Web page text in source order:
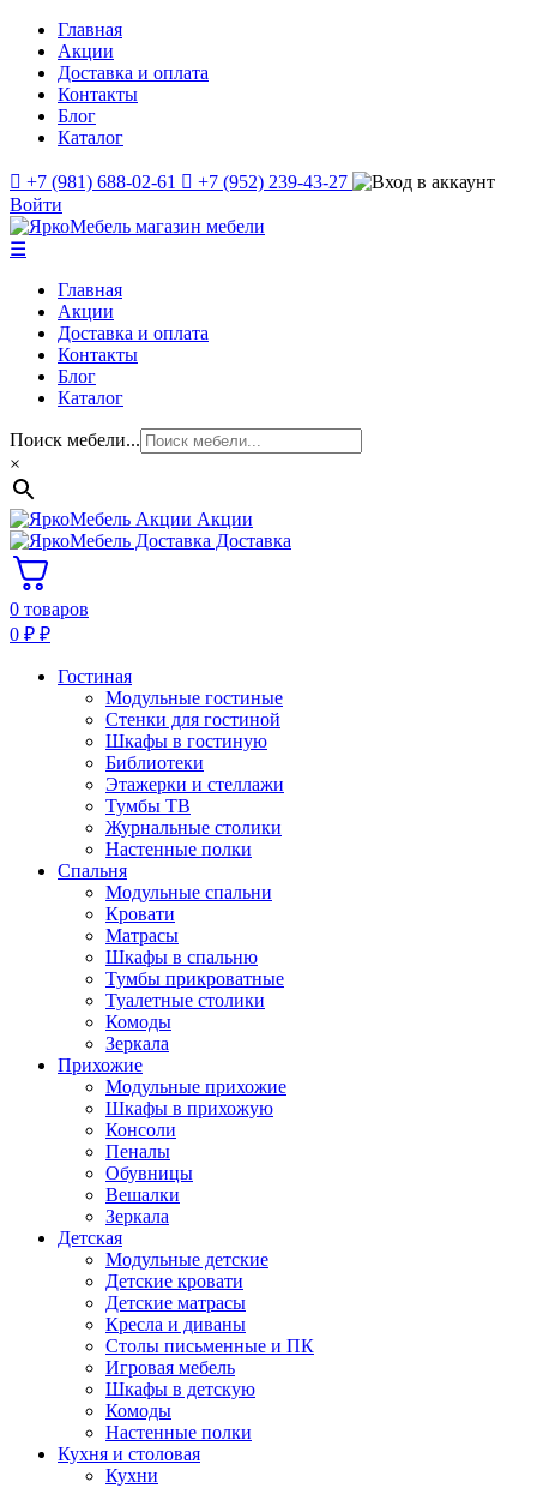
Главная
Акции
Доставка и оплата
Контакты
Блог
Каталог
+7 (981) 688-02-61
+7 (952) 239-43-27
Войти
☰
Главная
Акции
Доставка и оплата
Контакты
Блог
Каталог
Поиск мебели...
×
Акции
Доставка
0 товаров
0 ₽ ₽
Гостиная
Модульные гостиные
Стенки для гостиной
Шкафы в гостиную
Библиотеки
Этажерки и стеллажи
Тумбы ТВ
Журнальные столики
Настенные полки
Спальня
Модульные спальни
Кровати
Матрасы
Шкафы в спальню
Тумбы прикроватные
Туалетные столики
Комоды
Зеркала
Прихожие
Модульные прихожие
Шкафы в прихожую
Консоли
Пеналы
Обувницы
Вешалки
Зеркала
Детская
Модульные детские
Детские кровати
Детские матрасы
Кресла и диваны
Столы письменные и ПК
Игровая мебель
Шкафы в детскую
Комоды
Настенные полки
Кухня и столовая
Кухни